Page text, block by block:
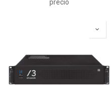
precio